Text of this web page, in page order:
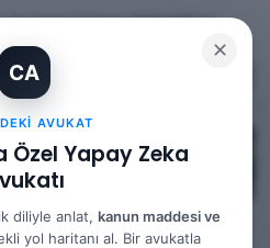
✕
CA
AVUKAT
Yapay Zeka
diliyle anlat, kanun maddesi ve
yol haritanı al. Bir avukatla
9. Hukuk Dairesi 2025/7083 K.